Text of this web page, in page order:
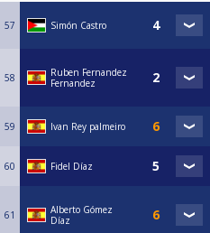
57 Simón Castro
58
Ruben Fernandez
Fernandez
59 Ivan Rey palmeiro
60 Fidel Díaz
61
Alberto Gómez
Díaz